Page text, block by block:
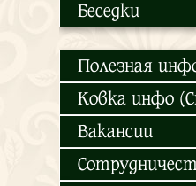
Беседки
Полезная
Ковка инфо
Вакансии